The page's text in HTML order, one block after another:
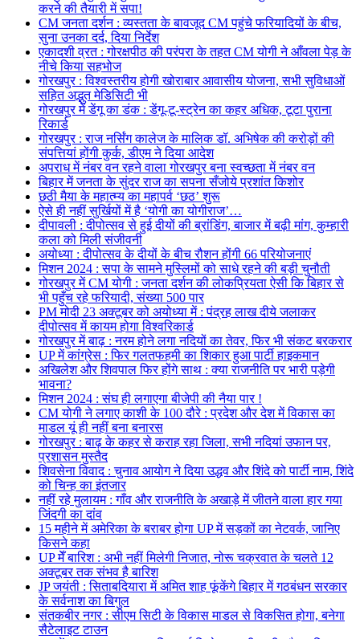
करने की तैयारी में सपा!
CM जनता दर्शन : व्यस्तता के बावजूद CM पहुंचे फरियादियों के बीच,
सुना उनका दर्द, दिया निर्देश
एकादशी व्रत : गोरक्षपीठ की परंपरा के तहत CM योगी ने आँवला पेड़ के
नीचे किया सहभोज
गोरखपुर : विश्वस्तरीय होगी खोराबार आवासीय योजना, सभी सुविधाओं
सहित अद्भुत मेडिसिटी भी
गोरखपुर में डेंगू का डंक : डेंगू-टू-स्ट्रेन का कहर अधिक, टूटा पुराना
रिकार्ड
गोरखपुर : राज नर्सिंग कालेज के मालिक डॉ. अभिषेक की करोड़ों की
संपत्तियां होंगी कुर्क, डीएम ने दिया आदेश
अपराध में नंबर वन रहने वाला गोरखपुर बना स्वच्छता में नंबर वन
बिहार में जनता के सुंदर राज का सपना सँजोये प्रशांत किशोर
छठी मैया के महात्म्य का महापर्व ‘छठ’ शुरू
ऐसे ही नहीं सुर्खियों में है ‘योगी का योगीराज’…
दीपावली : दीपोत्सव से हुई दीयों की ब्रांडिंग, बाजार में बढ़ी मांग, कुम्हारी
कला को मिली संजीवनी
अयोध्या : दीपोत्सव के दीयों के बीच रौशन होंगी 66 परियोजनाएं
मिशन 2024 : सपा के सामने मुस्लिमों को साधे रहने की बड़ी चुनौती
गोरखपुर में CM योगी : जनता दर्शन की लोकप्रियता ऐसी कि बिहार से
भी पहुँच रहे फरियादी, संख्या 500 पार
PM मोदी 23 अक्टूबर को अयोध्या में : पंद्रह लाख दीये जलाकर
दीपोत्सव में कायम होगा विश्वरिकार्ड
गोरखपुर में बाढ़ : नरम होने लगा नदियों का तेवर, फिर भी संकट बरकरार
UP में कांग्रेस : फिर गलतफहमी का शिकार हुआ पार्टी हाइकमान
अखिलेश और शिवपाल फिर होंगे साथ : क्या राजनीति पर भारी पड़ेगी
भावना?
मिशन 2024 : संघ ही लगाएगा बीजेपी की नैया पार !
CM योगी ने लगाए काशी के 100 दौरे : प्रदेश और देश में विकास का
माडल यूं ही नहीं बना बनारस
गोरखपुर : बाढ़ के कहर से कराह रहा जिला, सभी नदियां उफान पर,
प्रशासन मुस्तैद
शिवसेना विवाद : चुनाव आयोग ने दिया उद्धव और शिंदे को पार्टी नाम, शिंदे
को चिन्ह का इंतजार
नहीं रहे मुलायम : गाँव और राजनीति के अखाड़े में जीतने वाला हार गया
जिंदगी का दांव
15 महीने में अमेरिका के बराबर होगा UP में सड़कों का नेटवर्क, जानिए
किसने कहा
UP मेँ बारिश : अभी नहीं मिलेगी निजात, नोरू चक्रवात के चलते 12
अक्टूबर तक संभव है बारिश
JP जयंती : सिताबदियारा में अमित शाह फूंकेंगे बिहार में गठबंधन सरकार
के सर्वनाश का बिगुल
संतकबीर नगर : सीएम सिटी के विकास माडल से विकसित होगा, बनेगा
सैटेलाइट टाउन